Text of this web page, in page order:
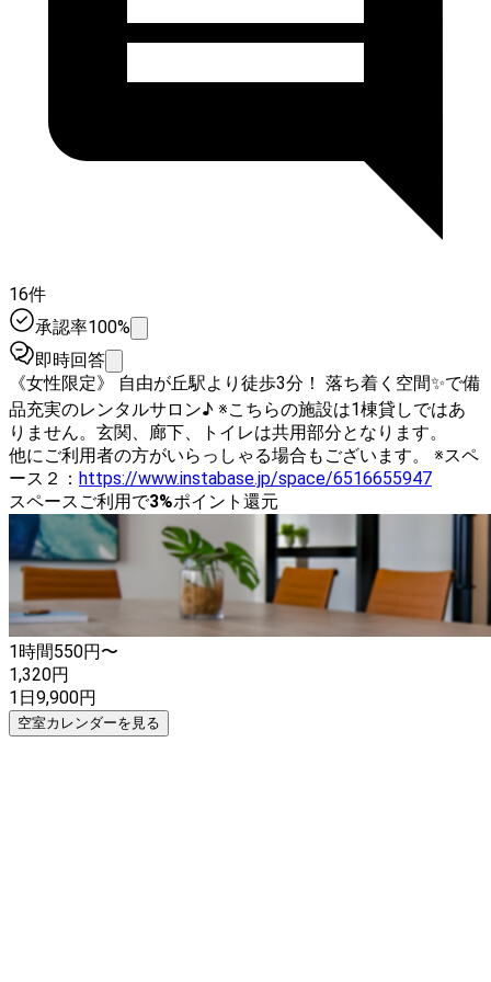
16件
承認率100%
即時回答
《女性限定》 自由が丘駅より徒歩3分！ 落ち着く空間✨で備
品充実のレンタルサロン♪ ※こちらの施設は1棟貸しではあ
りません。玄関、廊下、トイレは共用部分となります。
他にご利用者の方がいらっしゃる場合もございます。 ※スペ
ース２： https://www.instabase.jp/space/6516655947
スペースご利用で3%ポイント還元
1時間550円〜
1,320円
1日9,900円
空室カレンダーを見る